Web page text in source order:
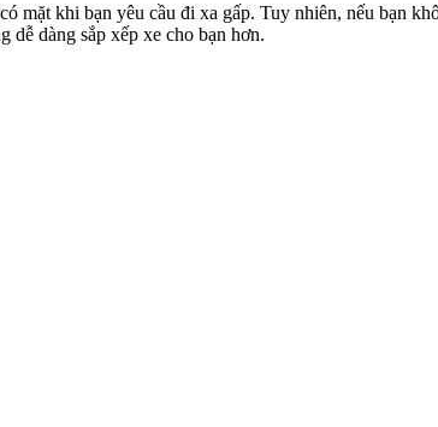
mặt khi bạn yêu cầu đi xa gấp. Tuy nhiên, nếu bạn
dễ dàng sắp xếp xe cho bạn hơn.